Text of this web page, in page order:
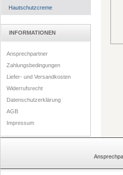
Hautschutzcreme
INFORMATIONEN
Ansprechpartner
Zahlungsbedingungen
Liefer- und Versandkosten
Widerrufsrecht
Datenschutzerklärung
AGB
Impressum